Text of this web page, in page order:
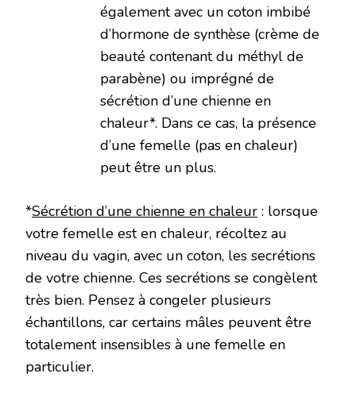
également avec un coton imbibé
d’hormone de synthèse (crème de
beauté contenant du méthyl de
parabène) ou imprégné de
sécrétion d’une chienne en
chaleur*. Dans ce cas, la présence
d’une femelle (pas en chaleur)
peut être un plus.
*Sécrétion d’une chienne en chaleur : lorsque
votre femelle est en chaleur, récoltez au
niveau du vagin, avec un coton, les secrétions
de votre chienne. Ces secrétions se congèlent
très bien. Pensez à congeler plusieurs
échantillons, car certains mâles peuvent être
totalement insensibles à une femelle en
particulier.